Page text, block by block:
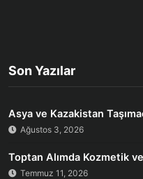
Son Yazılar
Asya ve Kazakistan
Ağustos 3, 2026
Toptan Alımda Kozmetik
Temmuz 11, 2026